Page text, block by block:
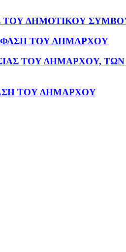
ΔΗΜΟΤΙΚΟΥ
ΤΟΥ ΔΗΜΑΡΧΟΥ
ΤΟΥ ΔΗΜΑΡΧΟΥ,
ΤΟΥ ΔΗΜΑΡΧΟΥ